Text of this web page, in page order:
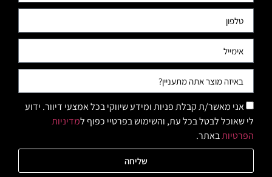
אני מאשר/ת קבלת פניות ומידע שיווקי בכל אמצעי דיוור. ידוע
לי שאוכל לבטל בכל עת, והשימוש בפרטיי כפוף למדיניות
הפרטיותבאתר.
שליחה